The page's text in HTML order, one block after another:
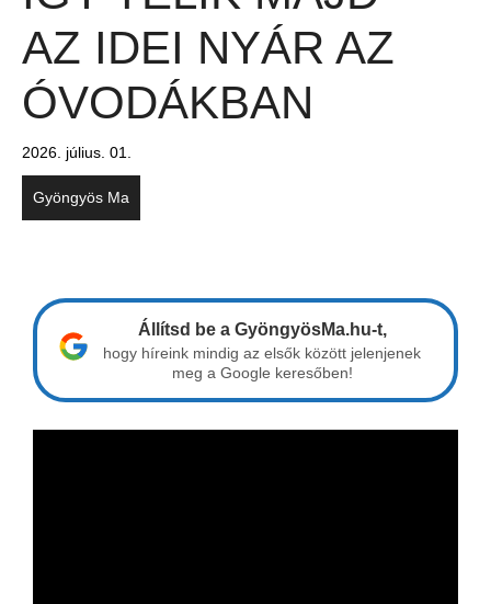
AZ IDEI NYÁR AZ
ÓVODÁKBAN
2026. július. 01.
Gyöngyös Ma
Állítsd be a GyöngyösMa.hu-t,
hogy híreink mindig az elsők között jelenjenek
meg a Google keresőben!